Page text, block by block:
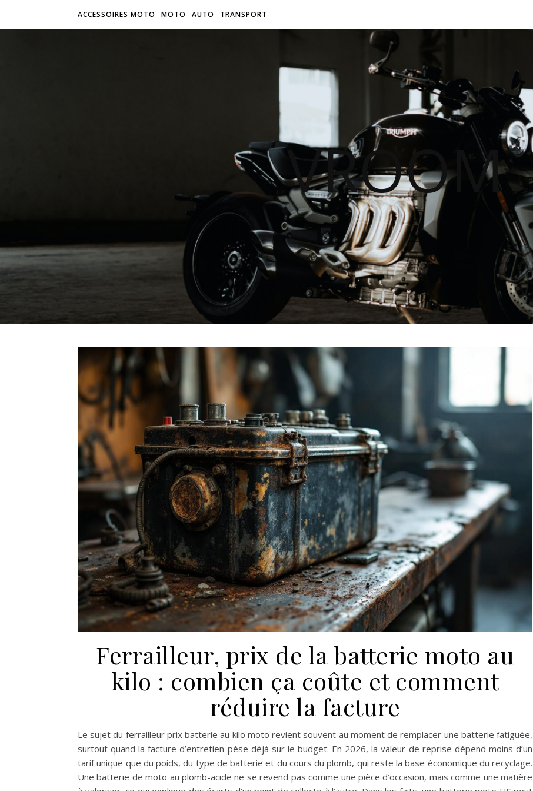
ACCESSOIRES MOTO MOTO AUTO TRANSPORT
VROOM
Ferrailleur, prix de la batterie moto au
kilo : combien ça coûte et comment
réduire la facture
Le sujet du ferrailleur prix batterie au kilo moto revient souvent au moment de remplacer une batterie fatiguée,
surtout quand la facture d’entretien pèse déjà sur le budget. En 2026, la valeur de reprise dépend moins d’un
tarif unique que du poids, du type de batterie et du cours du plomb, qui reste la base économique du recyclage.
Une batterie de moto au plomb-acide ne se revend pas comme une pièce d’occasion, mais comme une matière